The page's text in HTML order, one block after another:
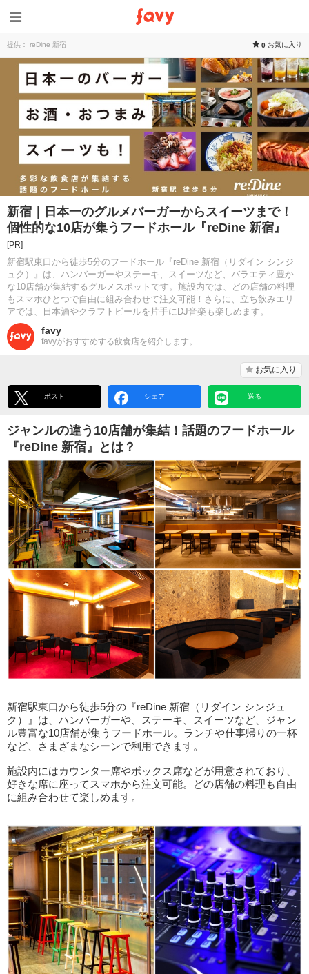
提供： reDine 新宿 0 お気に入り
新宿｜日本一のグルメバーガーからスイーツまで！
個性的な10店が集うフードホール『reDine 新宿』
[PR]
新宿駅東口から徒歩5分のフードホール『reDine 新宿（リダイン シンジ
ュク）』は、ハンバーガーやステーキ、スイーツなど、バラエティ豊か
な10店舗が集結するグルメスポットです。施設内では、どの店舗の料理
もスマホひとつで自由に組み合わせて注文可能！さらに、立ち飲みエリ
アでは、日本酒やクラフトビールを片手にDJ音楽も楽しめます。
favy
favyがおすすめする飲食店を紹介します。
お気に入り
ポスト シェア 送る
ジャンルの違う10店舗が集結！話題のフードホール
『reDine 新宿』とは？
新宿駅東口から徒歩5分の『reDine 新宿（リダイン シンジュ
ク）』は、ハンバーガーや、ステーキ、スイーツなど、ジャン
ル豊富な10店舗が集うフードホール。ランチや仕事帰りの一杯
など、さまざまなシーンで利用できます。
施設内にはカウンター席やボックス席などが用意されており、
好きな席に座ってスマホから注文可能。どの店舗の料理も自由
に組み合わせて楽しめます。